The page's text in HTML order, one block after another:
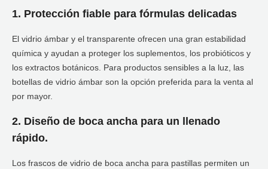
1. Protección fiable para fórmulas delicadas
El vidrio ámbar y el transparente ofrecen una gran estabilidad
química y ayudan a proteger los suplementos, los probióticos y
los extractos botánicos. Para productos sensibles a la luz, las
botellas de vidrio ámbar son la opción preferida para la venta al
por mayor.
2. Diseño de boca ancha para un llenado
rápido.
Los frascos de vidrio de boca ancha para pastillas permiten un